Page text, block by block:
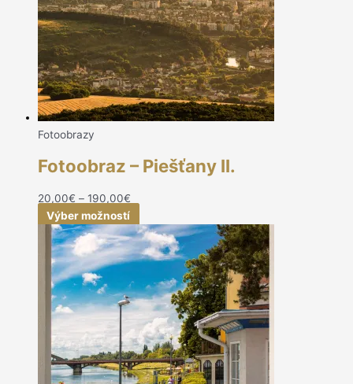
Fotoobrazy
Fotoobraz – Piešťany II.
20,00€ – 190,00€
Výber možností